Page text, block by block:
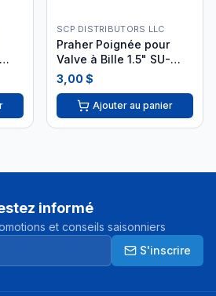
SCP DISTRIBUTORS LLC
Praher Poignée pour
Valve à Bille 1.5" SU-
150-1
3,00 $
Ajouter au panier
informé
et conseils saisonniers
S'inscrire